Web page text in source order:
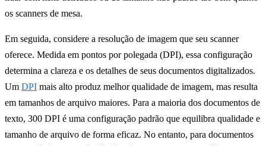
os scanners de mesa.
Em seguida, considere a resolução de imagem que seu scanner
oferece. Medida em pontos por polegada (DPI), essa configuração
determina a clareza e os detalhes de seus documentos digitalizados.
Um DPI mais alto produz melhor qualidade de imagem, mas resulta
em tamanhos de arquivo maiores. Para a maioria dos documentos de
texto, 300 DPI é uma configuração padrão que equilibra qualidade e
tamanho de arquivo de forma eficaz. No entanto, para documentos